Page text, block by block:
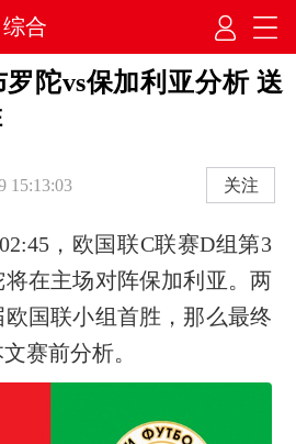
综合
陀vs保加利亚分析 送
15:13:03 关注
，欧国联C联赛D组第3
在主场对阵保加利亚。两
国联小组首胜，那么最终
赛前分析。